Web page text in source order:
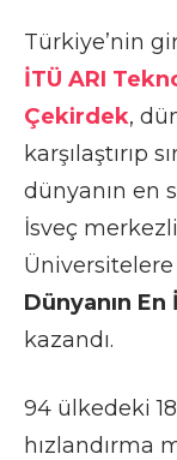
Türkiye’nin
İTÜ ARI
Çekirdek,
karşılaştırıp
dünyanın en
İsveç merkezli
Dünyanın
kazandı.
94 ülkedeki
hızlandırma